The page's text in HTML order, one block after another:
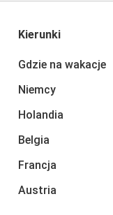
Kierunki
Gdzie na wakacje
Niemcy
Holandia
Belgia
Francja
Austria